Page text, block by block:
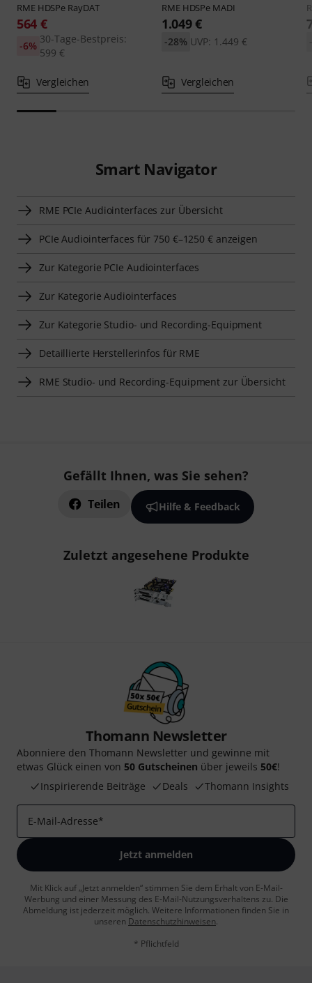
RME HDSPe RayDAT
564 €
30-Tage-Bestpreis:
599 €
-6%
Vergleichen
RME HDSPe MADI
1.049 €
UVP: 1.449 €
-28%
Vergleichen
Smart Navigator
RME PCIe Audiointerfaces zur Übersicht
PCIe Audiointerfaces für 750 €–1250 € anzeigen
Zur Kategorie PCIe Audiointerfaces
Zur Kategorie Audiointerfaces
Zur Kategorie Studio- und Recording-Equipment
Detaillierte Herstellerinfos für RME
RME Studio- und Recording-Equipment zur Übersicht
Gefällt Ihnen, was Sie sehen?
Teilen Hilfe & Feedback
Zuletzt angesehene Produkte
Thomann Newsletter
Abonniere den Thomann Newsletter und gewinne mit
etwas Glück einen von 50 Gutscheinen über jeweils 50€!
Inspirierende Beiträge
Deals Thomann Insights
E-Mail-Adresse*
Jetzt anmelden
Mit Klick auf „Jetzt anmelden“ stimmen Sie dem Erhalt von E-Mail-
Werbung und einer Messung des E-Mail-Nutzungsverhaltens zu. Die
Abmeldung ist jederzeit möglich. Weitere Informationen finden Sie in
unseren Datenschutzhinweisen.
* Pflichtfeld